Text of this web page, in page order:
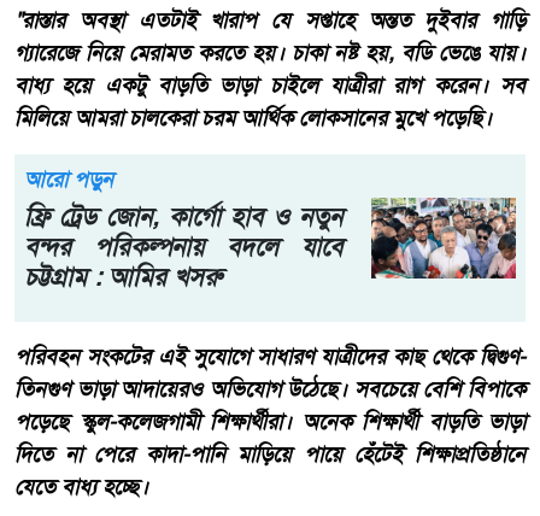
​"রাস্তার অবস্থা এতটাই খারাপ যে সপ্তাহে অন্তত দুইবার গাড়ি
গ্যারেজে নিয়ে মেরামত করতে হয়। চাকা নষ্ট হয়, বডি ভেঙে যায়।
বাধ্য হয়ে একটু বাড়তি ভাড়া চাইলে যাত্রীরা রাগ করেন। সব
মিলিয়ে আমরা চালকেরা চরম আর্থিক লোকসানের মুখে পড়েছি।
আরো পড়ুন
ফ্রি ট্রেড জোন, কার্গো হাব ও নতুন
বন্দর পরিকল্পনায় বদলে যাবে
চট্টগ্রাম : আমির খসরু
​পরিবহন সংকটের এই সুযোগে সাধারণ যাত্রীদের কাছ থেকে দ্বিগুণ-
তিনগুণ ভাড়া আদায়েরও অভিযোগ উঠেছে। সবচেয়ে বেশি বিপাকে
পড়েছে স্কুল-কলেজগামী শিক্ষার্থীরা। অনেক শিক্ষার্থী বাড়তি ভাড়া
দিতে না পেরে কাদা-পানি মাড়িয়ে পায়ে হেঁটেই শিক্ষাপ্রতিষ্ঠানে
যেতে বাধ্য হচ্ছে।